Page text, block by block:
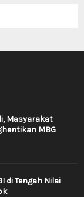
Masyarakat
MBG
di Tengah Nilai